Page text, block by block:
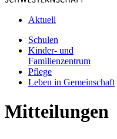
Aktuell
Schulen
Kinder- und
Familienzentrum
Pflege
Leben in Gemeinschaft
Mitteilungen